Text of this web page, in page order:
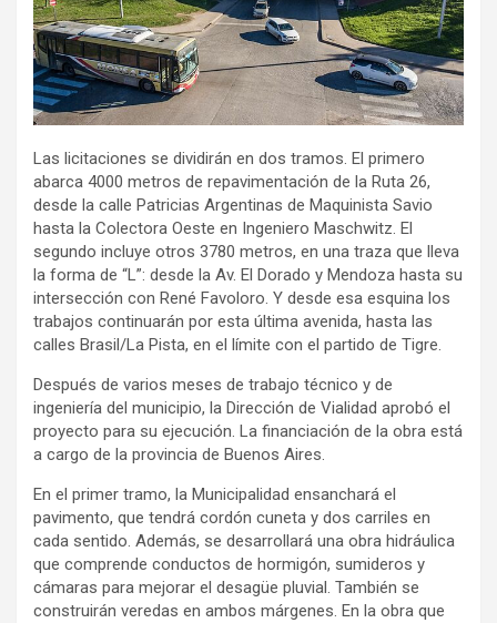
Las licitaciones se dividirán en dos tramos. El primero
abarca 4000 metros de repavimentación de la Ruta 26,
desde la calle Patricias Argentinas de Maquinista Savio
hasta la Colectora Oeste en Ingeniero Maschwitz. El
segundo incluye otros 3780 metros, en una traza que lleva
la forma de “L”: desde la Av. El Dorado y Mendoza hasta su
intersección con René Favoloro. Y desde esa esquina los
trabajos continuarán por esta última avenida, hasta las
calles Brasil/La Pista, en el límite con el partido de Tigre.
Después de varios meses de trabajo técnico y de
ingeniería del municipio, la Dirección de Vialidad aprobó el
proyecto para su ejecución. La financiación de la obra está
a cargo de la provincia de Buenos Aires.
En el primer tramo, la Municipalidad ensanchará el
pavimento, que tendrá cordón cuneta y dos carriles en
cada sentido. Además, se desarrollará una obra hidráulica
que comprende conductos de hormigón, sumideros y
cámaras para mejorar el desagüe pluvial. También se
construirán veredas en ambos márgenes. En la obra que